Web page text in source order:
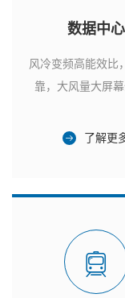
数据中心
风冷变频高能效比
靠，大风量大屏
了解更